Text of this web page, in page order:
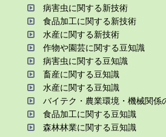
病害⾍に関する新技術
⾷品加⼯に関する新技術
⽔産に関する新技術
作物や園芸に関する⾖知識
病害⾍に関する⾖知識
畜産に関する⾖知識
⽔産に関する⾖知識
バイテク・農業環境・機械関係
⾷品加⼯に関する⾖知識
森林林業に関する⾖知識